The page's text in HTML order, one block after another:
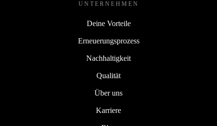
UNTERNEHMEN
Deine Vorteile
Erneuerungsprozess
Nachhaltigkeit
Qualität
Über uns
Karriere